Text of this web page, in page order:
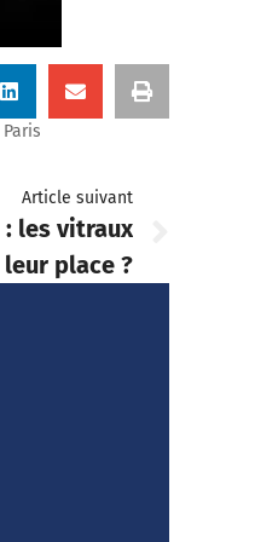
Article suivant
: les vitraux
place ?